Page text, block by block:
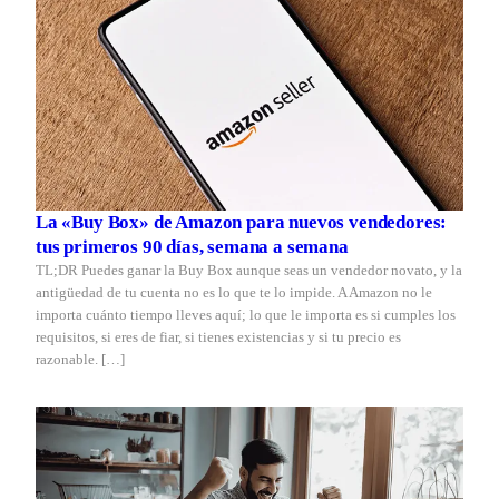
La «Buy Box» de Amazon para nuevos vendedores:
tus primeros 90 días, semana a semana
TL;DR Puedes ganar la Buy Box aunque seas un vendedor novato, y la
antigüedad de tu cuenta no es lo que te lo impide. A Amazon no le
importa cuánto tiempo lleves aquí; lo que le importa es si cumples los
requisitos, si eres de fiar, si tienes existencias y si tu precio es
razonable. […]